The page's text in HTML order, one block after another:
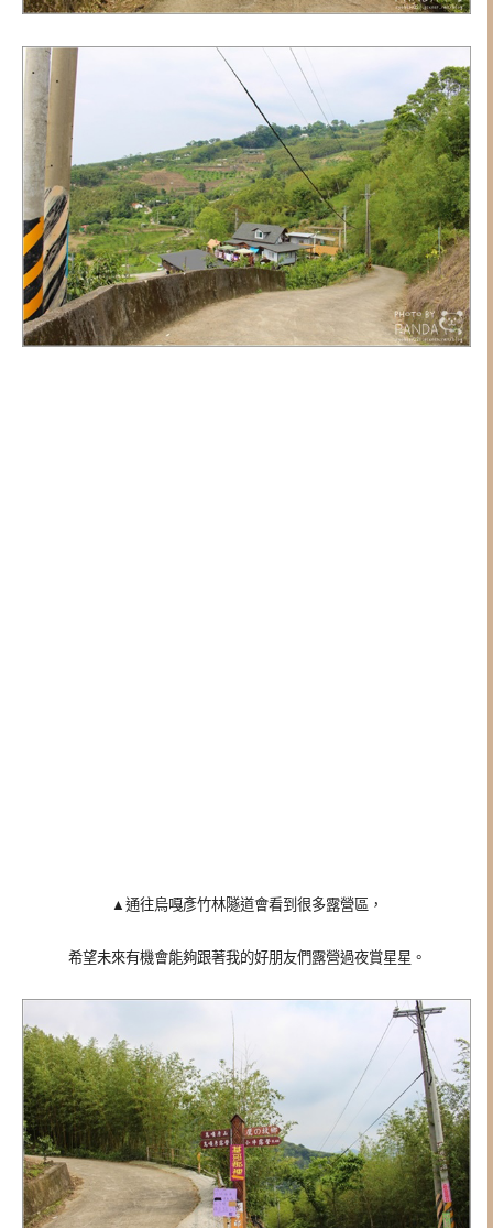
▲通往烏嘎彥竹林隧道會看到很多露營區，
希望未來有機會能夠跟著我的好朋友們露營過夜賞星星。